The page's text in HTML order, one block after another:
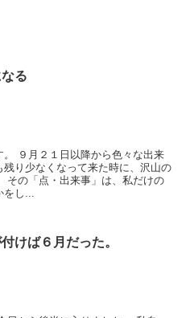
る
９月２１日以降から色々な出来
り少なくなって来た時に、沢山の
その「点・出来事」は、私だけの
をし...
けば６月だった。